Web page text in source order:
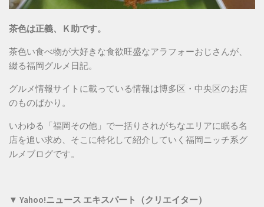
茶色は正義、Ｋ助です。
茶色い食べ物が大好きな食欲旺盛なアラフォーおじさんが、
綴る福岡グルメ日記。
グルメ情報サイトに載っている情報は博多区・中央区のお店
のものばかり。
いわゆる「福岡その他」で一括りされがちなエリアに眠る名
店を追い求め、そこに特化して紹介していく福岡ニッチ系グ
ルメブログです。
▼ Yahoo!ニュース エキスパート（クリエイター）